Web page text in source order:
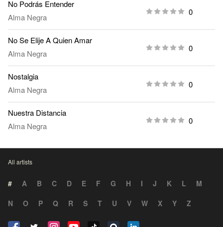
No Podrás Entender
Alma Negra
0
No Se Elije A Quien Amar
Alma Negra
0
Nostalgia
Alma Negra
0
Nuestra Distancia
Alma Negra
0
All artists
# A B C D E F G H I J K L
M
N
O P Q R S T U V W X Y Z